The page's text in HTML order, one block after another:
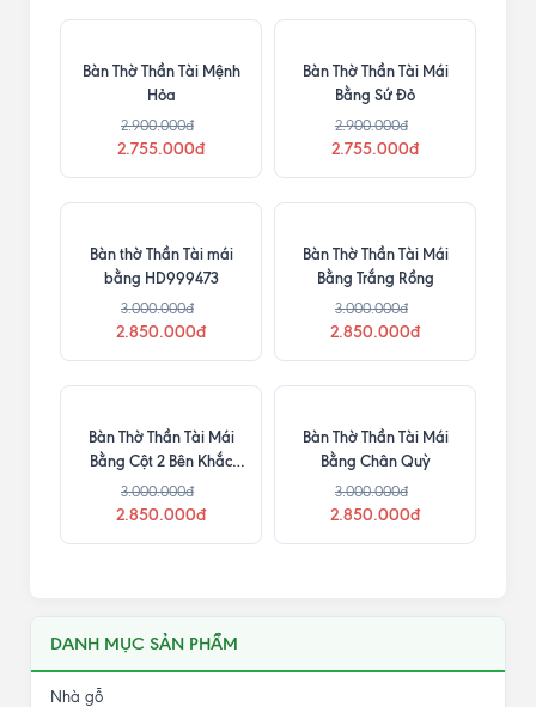
Bàn Thờ Thần Tài Mệnh
Hỏa
2.900.000đ
2.755.000đ
Bàn Thờ Thần Tài Mái
Bằng Sứ Đỏ
2.900.000đ
2.755.000đ
Bàn thờ Thần Tài mái
bằng HD999473
3.000.000đ
2.850.000đ
Bàn Thờ Thần Tài Mái
Bằng Trắng Rồng
3.000.000đ
2.850.000đ
Bàn Thờ Thần Tài Mái
Bằng Cột 2 Bên Khắc
Chữ
3.000.000đ
2.850.000đ
Bàn Thờ Thần Tài Mái
Bằng Chân Quỳ
3.000.000đ
2.850.000đ
DANH MỤC SẢN PHẨM
Nhà gỗ